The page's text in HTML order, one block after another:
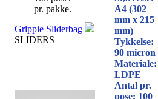
pr. pakke.
Grippie Sliderbag
SLIDERS
A4 (302
mm x 215
mm)
Tykkelse:
90 micron
Materiale:
LDPE
Antal pr.
pose: 100